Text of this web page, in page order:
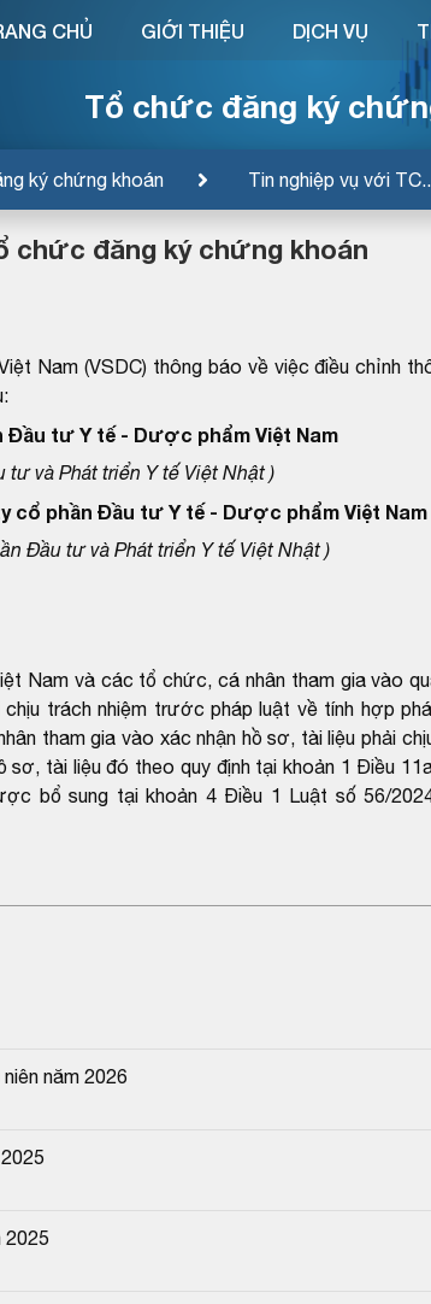
Tổ chức đăng ký
ký chứng khoán Tin nghiệp vụ với TC...
CHỦ GIỚI THIỆU DỊCH VỤ
chức đăng ký chứng khoán
Nam (VSDC) thông báo về việc điều chỉnh
Đầu tư Y tế - Dược phẩm Việt Nam
và Phát triển Y tế Việt Nhật )
cổ phần Đầu tư Y tế - Dược phẩm Việt Nam
Đầu tư và Phát triển Y tế Việt Nhật )
Nam và các tổ chức, cá nhân tham gia vào
trách nhiệm trước pháp luật về tính hợp
tham gia vào xác nhận hồ sơ, tài liệu phải
sơ, tài liệu đó theo quy định tại khoản 1 Điều
bổ sung tại khoản 4 Điều 1 Luật số 56/
năm 2026
2025